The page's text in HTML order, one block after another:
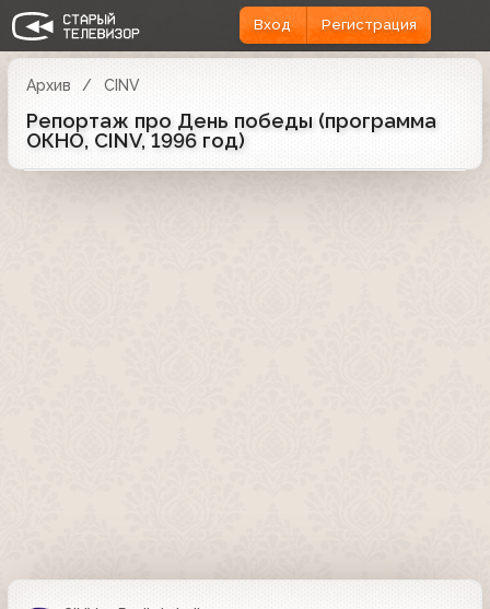
Вход Регистрация
Архив CINV
Репортаж про День победы (программа
ОКНО, CINV, 1996 год)